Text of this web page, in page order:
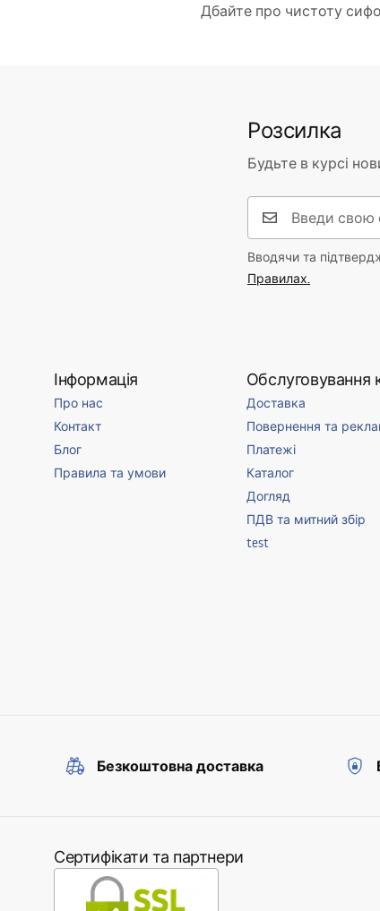
Дбайте про чистоту
Розсилка
Будьте в курсі
Вводячи та
Правилах.
Інформація
Про нас
Контакт
Блог
Правила та умови
Обслуговування
Доставка
Повернення та
Платежі
Каталог
Догляд
ПДВ та митний збір
test
Безкоштовна доставка
Сертифікати та партнери